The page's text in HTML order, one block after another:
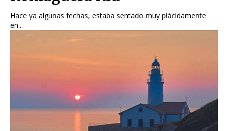
Hace ya algunas fechas, estaba sentado muy plácidamente
en...